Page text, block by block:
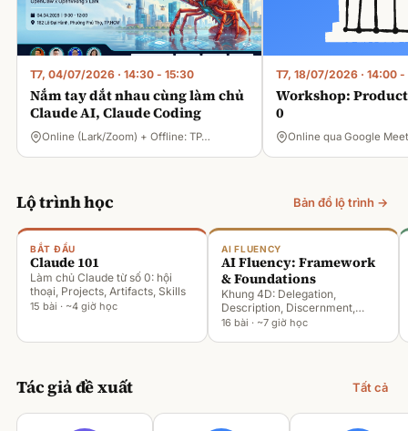
T7, 04/07/2026 · 14:30 - 15:30
Nắm tay dắt nhau cùng làm chủ
Claude AI, Claude Coding
Online (Lark/Zoom) + Offline: TP…
T7, 18/07/2026 · 14:00 -
Workshop:
0
Online qua Google Meet
Lộ trình học Bản đồ lộ trình →
BẮT ĐẦU
Claude 101
Làm chủ Claude từ số 0: hội
thoại, Projects, Artifacts, Skills
15 bài · ~4 giờ học
AI FLUENCY
AI Fluency: Framework
& Foundations
Khung 4D: Delegation,
Description, Discernment,
Diligence
16 bài · ~7 giờ học
Tác giả đề xuất Tất cả